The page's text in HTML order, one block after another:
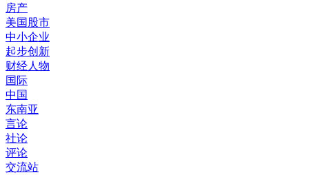
房产
美国股市
中小企业
起步创新
财经人物
国际
中国
东南亚
言论
社论
评论
交流站